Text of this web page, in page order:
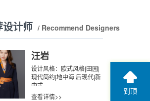
设计师 / Recommend Designers
汪岩
设计风格：欧式风格|田园|
现代简约|地中海|后现代|新
中式
查看详情>>
到顶